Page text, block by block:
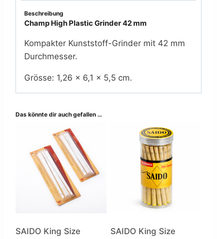
Beschreibung
Champ High Plastic Grinder 42 mm
Kompakter Kunststoff-Grinder mit 42 mm
Durchmesser.
Grösse: 1,26 × 6,1 × 5,5 cm.
Das könnte dir auch gefallen …
SAIDO King Size
SAIDO King Size